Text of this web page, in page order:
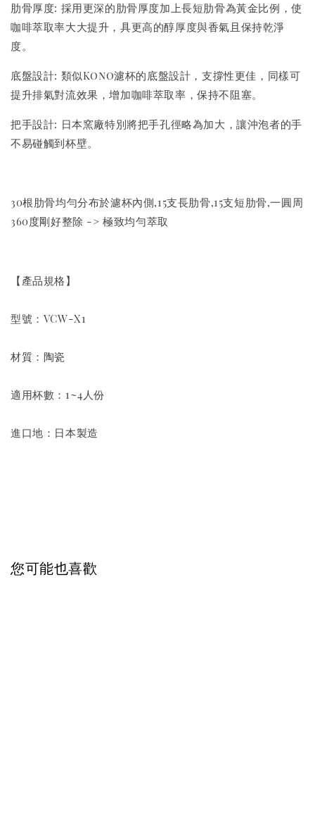
肋骨厚度: 採用更深的肋骨厚度加上長短肋骨為黃金比例，使
咖啡萃取率大大提升，具更高的醇厚度與香氣且保持乾淨
度。
底盤設計: 類似Kono濾杯的底盤設計，支撐性更佳，同樣可
提升排氣對流效果，增加咖啡萃取率，保持不阻塞。
把手設計: 日本窯廠特別將把手孔徑略為加大，讓沖泡者的手
不易碰觸到杯壁。
30根肋骨均勻分布於濾杯內側,15支長肋骨,15支短肋骨,一圓周
360度剛好整除 -> 極致均勻萃取
【產品規格】
型號：VCW-X1
材質：陶瓷
適用杯數：1~4人份
進口地：日本製造
您可能也喜歡